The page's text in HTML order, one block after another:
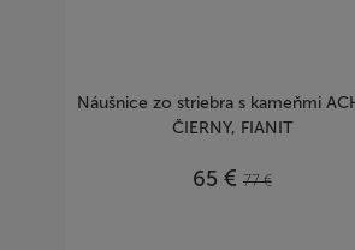
Náušnice zo striebra s kameňmi
ČIERNY, FIANIT
65€ 77€